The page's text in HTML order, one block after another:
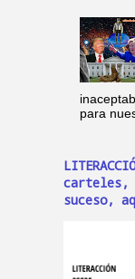
para
carteles,
suceso,